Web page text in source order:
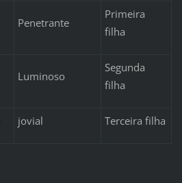
Penetrante
Primeira
filha
Luminoso
Segunda
filha
jovial Terceira filha